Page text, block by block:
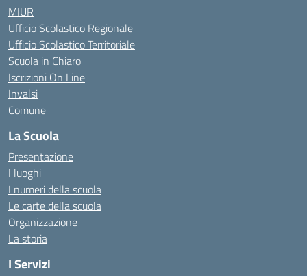
MIUR
Ufficio Scolastico Regionale
Ufficio Scolastico Territoriale
Scuola in Chiaro
Iscrizioni On Line
Invalsi
Comune
La Scuola
Presentazione
I luoghi
I numeri della scuola
Le carte della scuola
Organizzazione
La storia
I Servizi